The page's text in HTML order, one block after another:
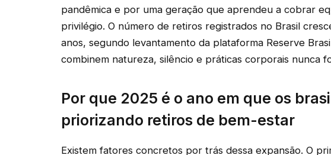
pandêmica e por uma geração que aprendeu a cobrar
privilégio. O número de retiros registrados no Brasil
anos, segundo levantamento da plataforma Reserve
combinem natureza, silêncio e práticas corporais nunca
Por que 2025 é o ano em que os
priorizando retiros de bem-estar
Existem fatores concretos por trás dessa expansão. O